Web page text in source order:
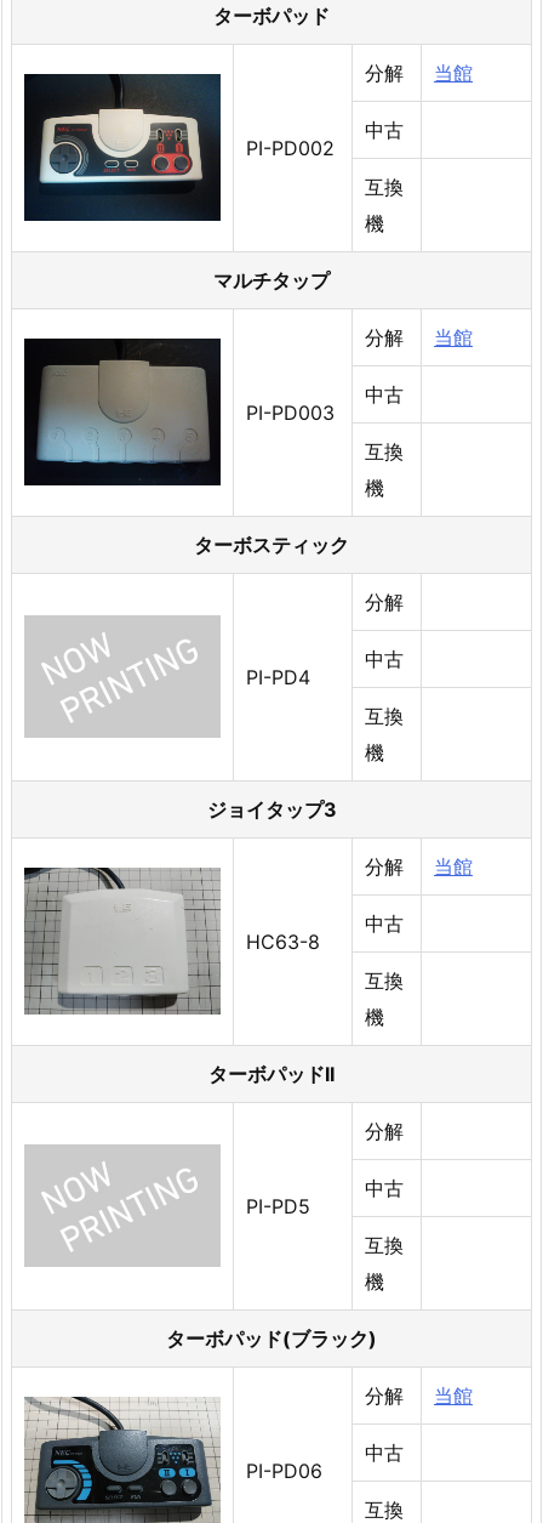
ターボパッド
PI-PD002
分解 当館
中古
互換
機
マルチタップ
PI-PD003
分解 当館
中古
互換
機
ターボスティック
PI-PD4
分解
中古
互換
機
ジョイタップ3
HC63-8
分解 当館
中古
互換
機
ターボパッドII
PI-PD5
分解
中古
互換
機
ターボパッド(ブラック)
PI-PD06
分解 当館
中古
互換